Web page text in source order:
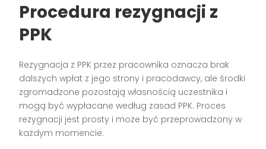
Procedura rezygnacji z
PPK
Rezygnacja z PPK przez pracownika oznacza brak
dalszych wpłat z jego strony i pracodawcy, ale środki
zgromadzone pozostają własnością uczestnika i
mogą być wypłacane według zasad PPK. Proces
rezygnacji jest prosty i może być przeprowadzony w
każdym momencie.